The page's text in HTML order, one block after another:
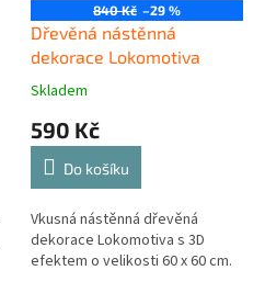
840 Kč –29 %
Dřevěná nástěnná
dekorace Lokomotiva
Skladem
590 Kč
Do košíku
Vkusná nástěnná dřevěná
dekorace Lokomotiva s 3D
efektem o velikosti 60 x 60 cm.